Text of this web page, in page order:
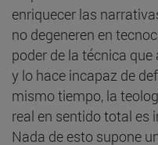
enriquecer las
no degeneren en
poder de la técnica
y lo hace incapaz de
mismo tiempo, la
real en sentido total es
Nada de esto supone